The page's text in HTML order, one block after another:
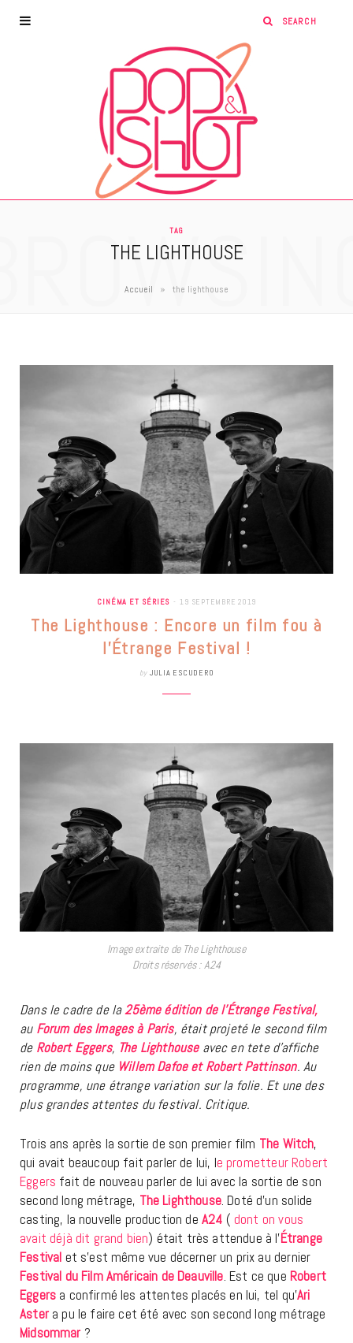
TAG
THE LIGHTHOUSE
Accueil » the lighthouse
CINÉMA ET SÉRIES 19 SEPTEMBRE 2019
The Lighthouse : Encore un film fou à
l’Étrange Festival !
by JULIA ESCUDERO
Image extraite de The Lighthouse
Droits réservés : A24
Dans le cadre de la25ème édition de l’Étrange Festival,
au Forum des Images à Paris, était projeté le second film
deRobert Eggers, The Lighthouseavec en tete d’affiche
rien de moins que Willem Dafoe et Robert Pattinson. Au
programme, une étrange variation sur la folie. Et une des
plus grandes attentes du festival. Critique.
Trois ans après la sortie de son premier film The Witch,
qui avait beaucoup fait parler de lui, le prometteur Robert
Eggers fait de nouveau parler de lui avec la sortie de son
second long métrage, The Lighthouse. Doté d’un solide
casting, la nouvelle production de A24 ( dont on vous
avait déjà dit grand bien) était très attendue à l’Étrange
Festival et s’est même vue décerner un prix au dernier
Festival du Film Américain de Deauville. Est ce que Robert
Eggers a confirmé les attentes placés en lui, tel qu’Ari
Astera pu le faire cet été avec son second long métrage
Midsommar ?